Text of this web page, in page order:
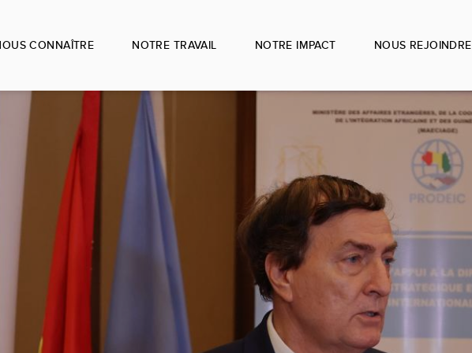
CONNAÎTRE NOTRE TRAVAIL NOTRE IMPACT NOUS REJOINDRE